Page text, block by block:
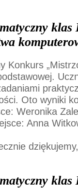
Konkurs
Oto wyniki
Weronika
Anna